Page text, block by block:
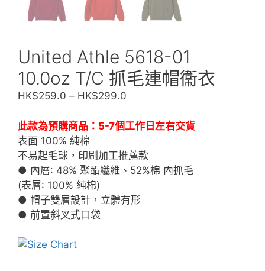
United Athle 5618-01
10.0oz T/C 抓毛連帽衞衣
HK$259.0 – HK$299.0
範
HK$259.0
到
此款為預購商品：5-7個工作日左右交貨
表面 100% 純棉
不易起毛球，印刷加工推薦款
● 內層: 48% 聚酯纖維、52%棉 內抓毛
(表層: 100% 純棉)
● 帽子雙層設計，立體有形
● 前置斜叉式口袋